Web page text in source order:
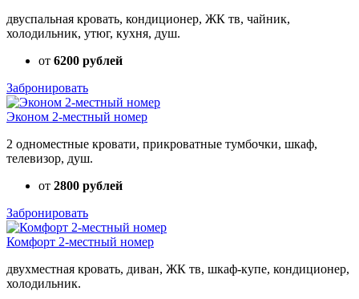
двуспальная кровать, кондиционер, ЖК тв, чайник,
холодильник, утюг, кухня, душ.
от 6200 рублей
Забронировать
Эконом 2-местный номер
2 одноместные кровати, прикроватные тумбочки, шкаф,
телевизор, душ.
от 2800 рублей
Забронировать
Комфорт 2-местный номер
двухместная кровать, диван, ЖК тв, шкаф-купе, кондиционер,
холодильник.